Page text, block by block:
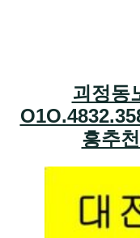
괴정동
흥추